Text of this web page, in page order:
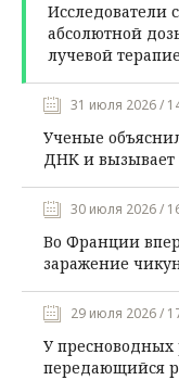
Исследователи
абсолютной
лучевой
31 июля 2026 /
Ученые
ДНК и вызывает
30 июля 2026 /
Во Франции
заражение
29 июля 2026 /
У
передающийся